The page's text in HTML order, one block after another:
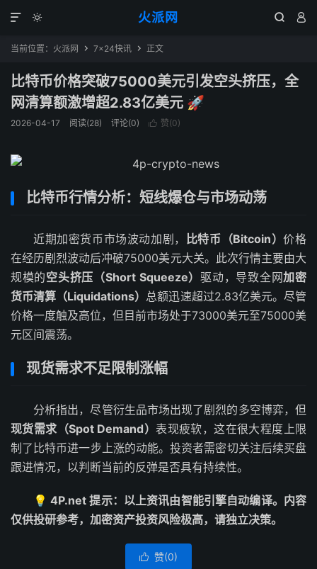
火派网
  

当前位置： 火派网  7×24快讯  正文
比特币价格突破75000美元引发空头挤压，全
网清算额激增超2.83亿美元 🚀
2026-04-17 阅读(28) 评论(0)  赞(0)
比特币行情分析：短线爆仓与市场动荡
近期加密货币市场波动加剧， 比特币（Bitcoin）价格
在经历剧烈波动后冲破75000美元大关。此次行情主要由大
规模的空头挤压（Short Squeeze）驱动，导致全网加密
货币清算（Liquidations） 总额迅速超过2.83亿美元。尽管
价格一度触及高位，但目前市场处于73000美元至75000美
元区间震荡。
现货需求不足限制涨幅
分析指出，尽管衍生品市场出现了剧烈的多空博弈，但
现货需求（Spot Demand）表现疲软，这在很大程度上限
制了比特币进一步上涨的动能。投资者需密切关注后续买盘
跟进情况，以判断当前的反弹是否具有持续性。
💡 4P.net 提示：以上资讯由智能引擎自动编译。内容
仅供投研参考，加密资产投资风险极高，请独立决策。
 赞(0)